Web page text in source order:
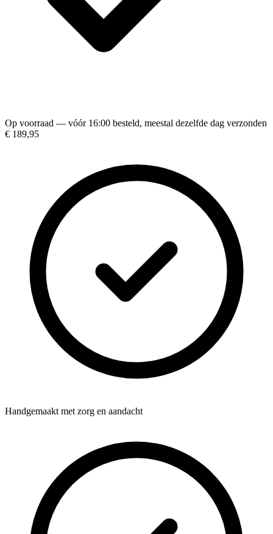
Op voorraad — vóór 16:00 besteld, meestal dezelfde dag verzonden
€ 189,95
Handgemaakt met zorg en aandacht